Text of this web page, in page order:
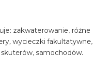
zakwaterowanie, różne
wycieczki fakultatywne,
samochodów.